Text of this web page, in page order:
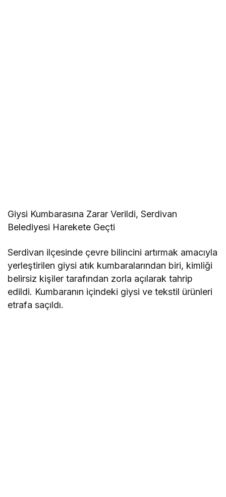
Giysi Kumbarasına Zarar Verildi, Serdivan
Belediyesi Harekete Geçti
Serdivan ilçesinde çevre bilincini artırmak amacıyla
yerleştirilen giysi atık kumbaralarından biri, kimliği
belirsiz kişiler tarafından zorla açılarak tahrip
edildi. Kumbaranın içindeki giysi ve tekstil ürünleri
etrafa saçıldı.